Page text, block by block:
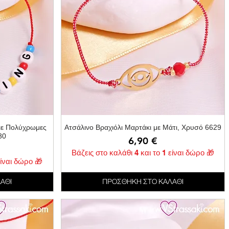
Πολύχρωμες
δώρο 🎁
Γρήγορη προβολή
Ατσάλινο Βραχιόλι Μαρτάκι με Μάτι, Χρυσό 6629
Τιμή
6,90 €
Βάζεις στο καλάθι 4 και το 1 είναι δώρο 🎁
ΠΡΟΣΘΗΚΗ ΣΤΟ ΚΑΛΑΘΙ